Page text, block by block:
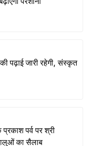
पढ़ाई जारी रहेगी, संस्कृत
पर्व पर श्री
का सैलाब